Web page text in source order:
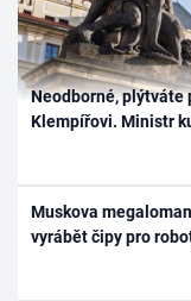
Neodborné, plýtváte
Klempířovi. Ministr
Muskova
vyrábět čipy pro